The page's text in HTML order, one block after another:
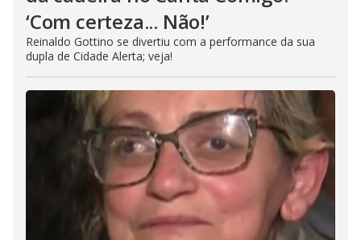
‘Com certeza... Não!’
Reinaldo Gottino se divertiu com a performance da sua
dupla de Cidade Alerta; veja!